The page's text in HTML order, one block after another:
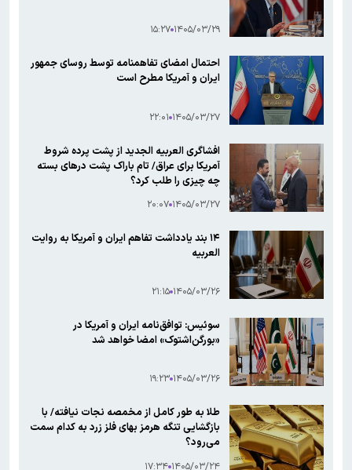
۱۴۰۵/۰۳/۲۹ ۱۵:۲۷
احتمال امضای تفاهمنامه توسط روسای جمهور
ایران و آمریکا مطرح است
۱۴۰۵/۰۳/۲۷ ۲۲:۰۱
افشاگری العربیه‌ الجدید از پشت پرده شروط
آمریکا برای عراق/ تام باراک پشت درهای بسته
چه چیزی را طلب کرد؟
۱۴۰۵/۰۳/۲۷ ۲۰:۰۷
۱۴ بند یادداشت تفاهم ایران و آمریکا به روایت
العربیه
۱۴۰۵/۰۳/۲۶ ۲۱:۱۵
سوئیس: توافق‌نامه ایران و آمریکا در
«بورگن‌اشتوک» امضا خواهد شد
۱۴۰۵/۰۳/۲۶ ۱۹:۲۳
طلا به طور کامل از مخمصه نجات نیافته/ با
بازگشایی تنگه هرمز بهای فلز زرد به کدام سمت
می‌رود؟
۱۴۰۵/۰۳/۲۴ ۱۷:۳۴